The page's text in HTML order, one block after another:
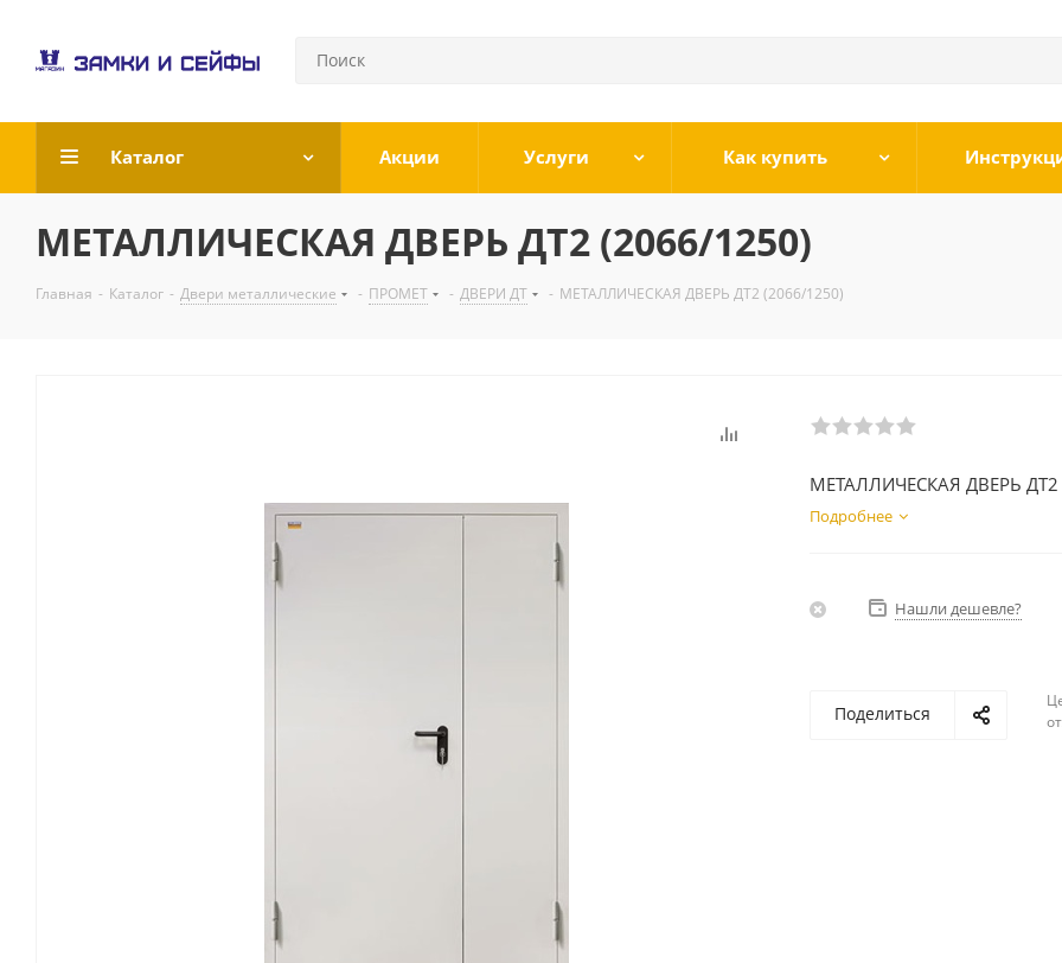
Каталог Акции Услуги Как купить
МЕТАЛЛИЧЕСКАЯ ДВЕРЬ ДТ2 (2066/1250)
Главная - Каталог - Двери металлические - ПРОМЕТ - ДВЕРИ ДТ - МЕТАЛЛИЧЕСКАЯ ДВЕРЬ ДТ2 (2066/1250)
МЕТАЛЛИЧЕСКАЯ ДВЕРЬ ДТ2
Подробнее
Нашли дешевле?
Поделиться